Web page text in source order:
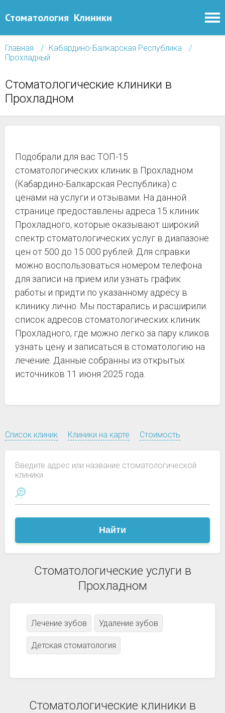
Стоматология Клиники
Главная
Кабардино-Балкарская Республика
Прохладный
Стоматологические клиники в
Прохладном
Подобрали для вас ТОП-15
стоматологических клиник в Прохладном
(Кабардино-Балкарская Республика) с
ценами на услуги и отзывами. На данной
странице предоставлены адреса 15 клиник
Прохладного, которые оказывают широкий
спектр стоматологических услуг в диапазоне
цен от 500 до 15 000 рублей. Для справки
можно воспользоваться номером телефона
для записи на прием или узнать график
работы и придти по указанному адресу в
клинику лично. Мы постарались и расширили
список адресов стоматологических клиник
Прохладного, где можно легко за пару кликов
узнать цену и записаться в стоматологию на
лечение. Данные собранны из открытых
источников 11 июня 2025 года.
Список клиник Клиники на карте Стоимость
Введите адрес или название стоматологической
клиники
Найти
Стоматологические услуги в
Прохладном
Лечение зубов Удаление зубов
Детская стоматология
Стоматологические клиники в